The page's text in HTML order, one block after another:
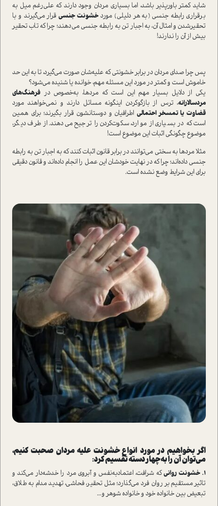
شاید کمتر باور‌پذیر باشد، اما بسیاری مردان وجود دارند که علی‌رغم میل به
برقراری رابطه جنسی (به هر دلیلی) موردخشونت جنسی قرار می‌گیرند و با
تحقیر‌شدن و امثال آن، به اجبار تن به رابطه جنسی می‌دهند؛ چرا که تاب تحقیر
بیش از آن را ندارند!
پس چرا صدای مردان در برابر خشونتی که علیه‌شان صورت می‌گیرد، تا به این حد
خاموش است و کمتر در مورد این مسئله مهم، خوانده یا شنیده می‌شود؟
یکی از دلایل بسیار مهم این است که مردها، به‌خصوص در فرهنگ‌های
مردسالارانه، ترس از بازگو‌کردن اینگونه مسائل دارند و نمی‌خواهند مورد
قضاوت یا تمسخر احتمالی اطرافیان و دوستانشون قرار بگیرند؛ برای همین
است که در بسیاری از موارد، سکوت‌کردن را ترجیح می‌دهند. از طرف دیگر،
موضوع چگونگی اثبات این موضوع ا‌ست!
مثلا مردها به سختی می‌توانند در برابر قانون اثبات کنند که به اجبار تن به رابطه
جنسی داده‌اند؛ چرا که در نهایت خودشان این عمل را انجام داده‌اند و قانون دقیقی
برای این شرایط وضع نشده است.
اگر بخواهیم در مورد انواع خشونت علیه مردان صحبت کنیم،
می‌توان آن را به چهار دسته تقسیم کرد:
1. خشونت روانیکه شرافت، اعتماد‌به‌نفس و آبروی مرد را خدشه‌دار می‌کند و
تاثیر مستقیم بر روان فرد می‌گذارد؛ مثل تحقیر، فحاشی، تهدید مدام به طلاق،
تبعیض بین خانواده خود و خانواده شوهر و...